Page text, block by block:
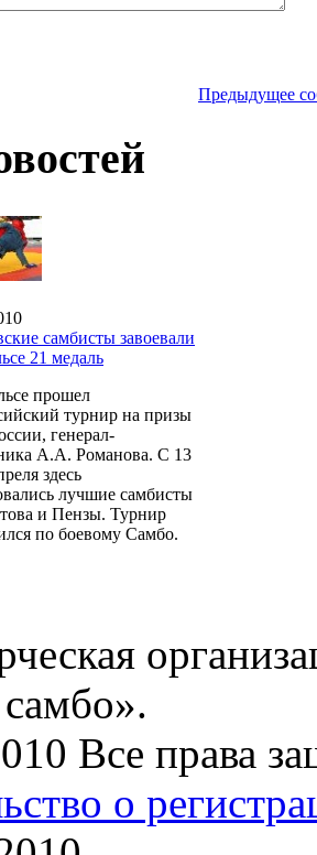
Предыдущее
самбисты завоевали
21 медаль
прошел
турнир на призы
генерал-
А.А. Романова. С 13
здесь
лучшие самбисты
и Пензы. Турнир
по боевому Самбо.
Все права
о